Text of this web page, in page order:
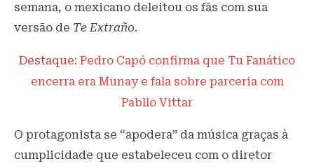
semana, o mexicano deleitou os fãs com sua
versão de Te Extraño.
Destaque: Pedro Capó confirma que Tu Fanático
encerra era Munay e fala sobre parceria com
Pabllo Vittar
O protagonista se “apodera” da música graças à
cumplicidade que estabeleceu com o diretor